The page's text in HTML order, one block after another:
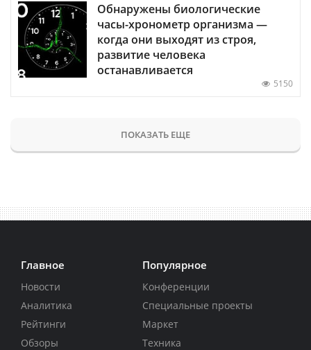
Обнаружены биологические
часы-хронометр организма —
когда они выходят из строя,
развитие человека
останавливается
5150
ПОКАЗАТЬ ЕЩЕ
Главное
Новости
Аналитика
Рейтинги
Обзоры
Популярное
Конференции
Специальные проекты
Маркет
Техника